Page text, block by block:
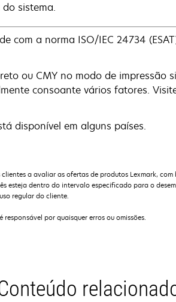
sistema.
com a norma ISO/IEC 24734
ou CMY no modo de impressão
consoante vários fatores.
disponível em alguns países.
a avaliar as ofertas de produtos Lexmark,
esteja dentro do intervalo especificado para o
regular do cliente.
por quaisquer erros ou omissões.